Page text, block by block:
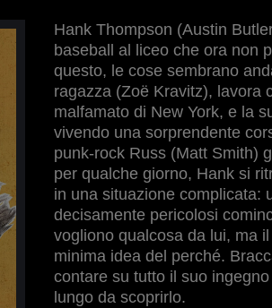
Hank Thompson (Austin
baseball al liceo che ora non
questo, le cose sembrano
ragazza (Zoë Kravitz), lavora
malfamato di New York, e la
vivendo una sorprendente
punk-rock Russ (Matt Smith)
per qualche giorno, Hank si
in una situazione complicata:
decisamente pericolosi
vogliono qualcosa da lui, ma
minima idea del perché.
contare su tutto il suo
lungo da scoprirlo.